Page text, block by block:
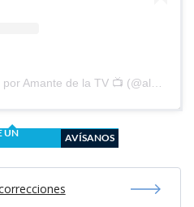
Una publicación compartida por Amante de la TV 📺 (@alguien_te_observa)
UN
AVÍSANOS